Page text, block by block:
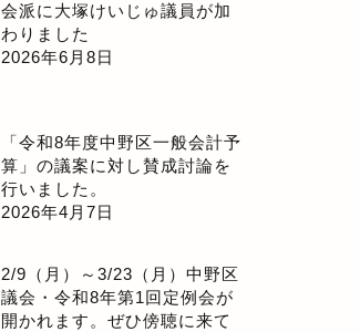
会派に大塚けいじゅ議員が加
わりました
2026年6月8日
「令和8年度中野区一般会計予
算」の議案に対し賛成討論を
行いました。
2026年4月7日
2/9（月）～3/23（月）中野区
議会・令和8年第1回定例会が
開かれます。ぜひ傍聴に来て